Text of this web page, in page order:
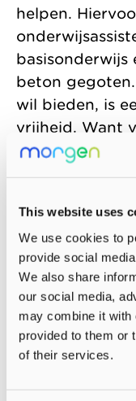
This website uses
We use cookies to
provide social
We also share
our social media,
may combine it with
provided to them or
of their services.
helpen.
basisonderwijs
beton
wil bieden, is
vrijheid. Want
echt gaan leren.
Een Ander. Ik
moeten
denken. Het is
ze stappen
om ze dat
geven.
Het zou
volwassen